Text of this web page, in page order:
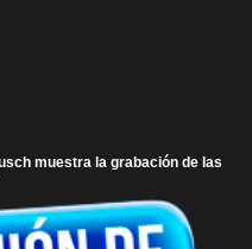
muestra la grabación de las